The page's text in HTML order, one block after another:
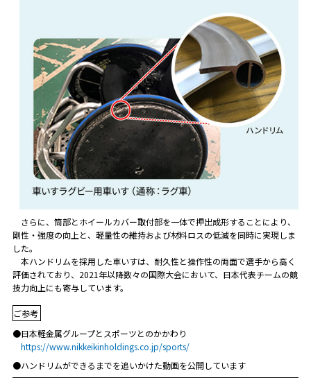
さらに、筒部とホイールカバー取付部を一体で押出成形することにより、
剛性・強度の向上と、軽量性の維持および材料ロスの低減を同時に実現しま
した。
本ハンドリムを採用した車いすは、耐久性と操作性の両面で選手から高く
評価されており、2021年以降数々の国際大会において、日本代表チームの競
技力向上にも寄与しています。
ご参考
●日本軽金属グループとスポーツとのかかわり
https://www.nikkeikinholdings.co.jp/sports/
●ハンドリムができるまでを追いかけた動画を公開しています